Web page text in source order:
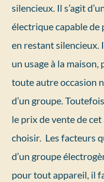
silencieux. Il s’agit
électrique capable
en restant
un usage à la
toute autre occasion
d’un groupe.
le prix de vente de
choisir. Les facteurs
d’un groupe
pour tout appareil, il